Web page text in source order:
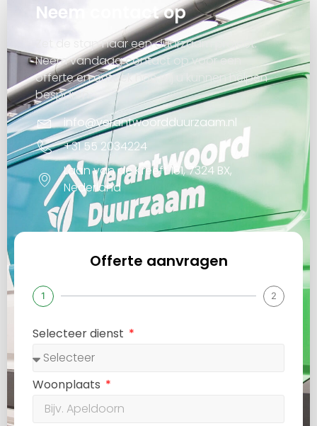
Neem contact op
Zet de stap naar een duurzaam project.
Neem vandaag contact op voor een
offerte en ontdek hoe wij u kunnen helpen
besparen.
info@verantwoordduurzaam.nl
+31 55 2034224
Laan van de Kreeft 181, 7324 BX,
Nederland
Offerte aanvragen
1 2
Selecteer dienst
Woonplaats